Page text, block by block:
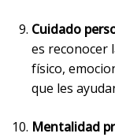
Cuidado
es reconocer
físico,
que les
Mentalidad